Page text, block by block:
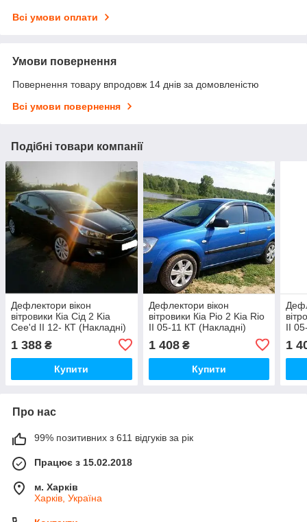
Всі умови оплати
Умови повернення
Повернення товару впродовж 14 днів за домовленістю
Всі умови повернення
Подібні товари компанії
Дефлектори вікон
вітровики Кіа Сід 2 Kia
Cee'd II 12- КТ (Накладні)
1 388 ₴
Купити
Дефлектори вікон
вітровики Кіа Ріо 2 Kia Rio
II 05-11 КТ (Накладні)
1 408₴
Купити
II
1
Про нас
99% позитивних з 611 відгуків за рік
Працює з 15.02.2018
м. Харків
Харків, Україна